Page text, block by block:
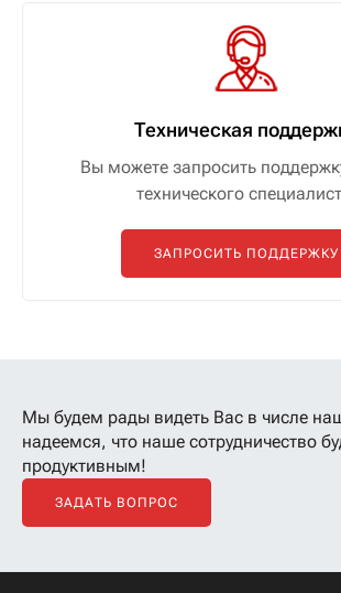
Техническая
Вы можете запросить
технического
ЗАПРОСИТЬ ПОДДЕРЖКУ
Мы будем рады видеть Вас в числе
надеемся, что наше сотрудничество
продуктивным!
ЗАДАТЬ ВОПРОС